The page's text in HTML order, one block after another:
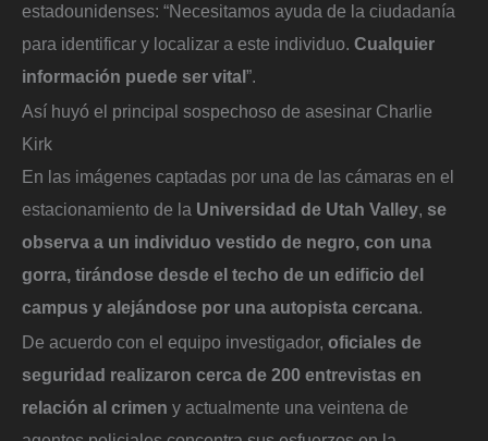
estadounidenses: “Necesitamos ayuda de la ciudadanía
para identificar y localizar a este individuo. Cualquier
información puede ser vital ”.
Así huyó el principal sospechoso de asesinar Charlie
Kirk
En las imágenes captadas por una de las cámaras en el
estacionamiento de la Universidad de Utah Valley, se
observa a un individuo vestido de negro, con una
gorra, tirándose desde el techo de un edificio del
campus y alejándose por una autopista cercana.
De acuerdo con el equipo investigador, oficiales de
seguridad realizaron cerca de 200 entrevistas en
relación al crimen y actualmente una veintena de